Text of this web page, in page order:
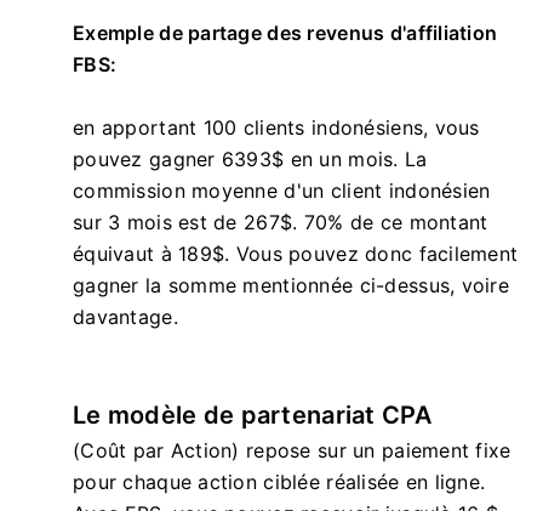
Exemple de partage des revenus d'affiliation
FBS:
en apportant 100 clients indonésiens, vous
pouvez gagner 6393$ en un mois. La
commission moyenne d'un client indonésien
sur 3 mois est de 267$. 70% de ce montant
équivaut à 189$. Vous pouvez donc facilement
gagner la somme mentionnée ci-dessus, voire
davantage.
Le modèle de partenariat CPA
(Coût par Action) repose sur un paiement fixe
pour chaque action ciblée réalisée en ligne.